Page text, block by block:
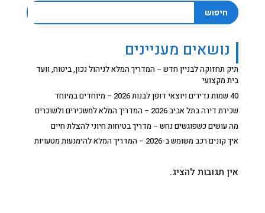
חיפוש
נושאים מעניינים
תיק תחזוקה לבניין חדש – המדריך המלא לניהול נכון, ביטוח, וועד
בית מקצועי
40 שמות נדירים ויוצאי דופן לבנות 2026 – מיוחדים במיוחד
שכירת דירה בתל אביב 2026 – המדריך המלא למשכירים ולשוכרים
מה עושים כשפוגשים נחש – מדריך בטיחות חיוני להצלת חיים
איך קונים רכב משומש ב-2026 – המדריך המלא להימנעות מטעויות
אין תגובות להציג.